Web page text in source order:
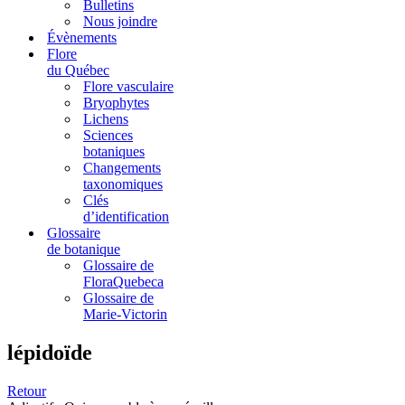
Bulletins
Nous joindre
Évènements
Flore
du Québec
Flore vasculaire
Bryophytes
Lichens
Sciences
botaniques
Changements
taxonomiques
Clés
d’identification
Glossaire
de botanique
Glossaire de
FloraQuebeca
Glossaire de
Marie-Victorin
lépidoïde
Retour